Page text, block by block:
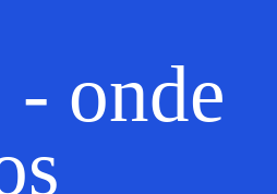
onde